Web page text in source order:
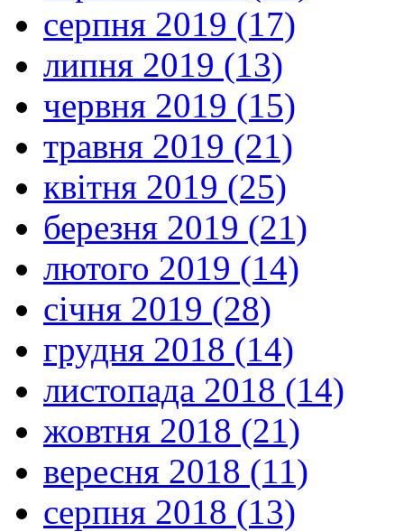
серпня 2019 (17)
липня 2019 (13)
червня 2019 (15)
травня 2019 (21)
квітня 2019 (25)
березня 2019 (21)
лютого 2019 (14)
січня 2019 (28)
грудня 2018 (14)
листопада 2018 (14)
жовтня 2018 (21)
вересня 2018 (11)
серпня 2018 (13)